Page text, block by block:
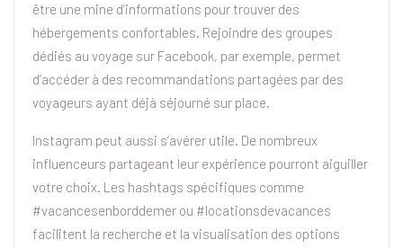
être une mine d’informations pour trouver des
hébergements confortables. Rejoindre des groupes
dédiés au voyage sur Facebook, par exemple, permet
d’accéder à des recommandations partagées par des
voyageurs ayant déjà séjourné sur place.
Instagram peut aussi s’avérer utile. De nombreux
influenceurs partageant leur expérience pourront aiguiller
votre choix. Les hashtags spécifiques comme
#vacancesenborddemer ou #locationsdevacances
facilitent la recherche et la visualisation des options